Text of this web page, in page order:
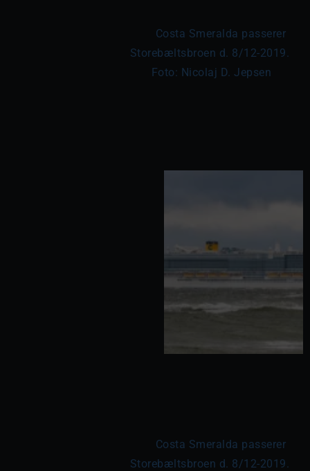
Storebæltsbroen d. 8/12-2019.
Foto: Nicolaj D. Jepsen
Storebæltsbroen d. 8/12-2019.